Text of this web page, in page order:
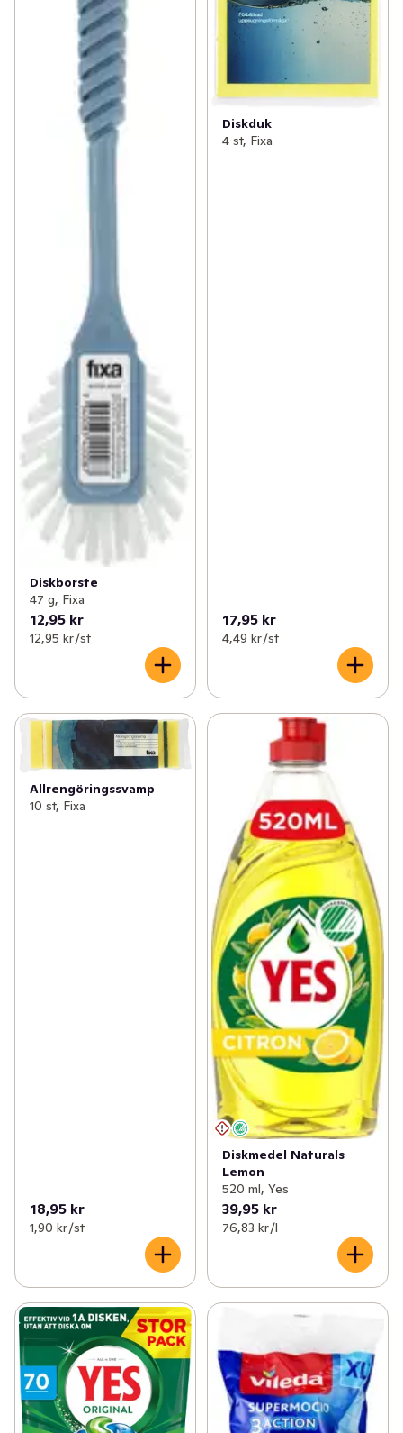
Diskborste
47 g, Fixa
12,95 kr
12,95 kr /st
Diskduk
4 st, Fixa
17,95 kr
4,49 kr /st
Allrengöringssvamp
10 st, Fixa
18,95 kr
1,90 kr /st
Diskmedel Naturals
Lemon
520 ml, Yes
39,95 kr
76,83 kr /l